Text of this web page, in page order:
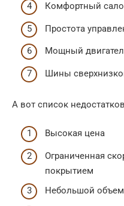
Комфортный
Простота
Мощный
Шины
А вот список
Высокая цена
Ограниченная
покрытием
Небольшой объем